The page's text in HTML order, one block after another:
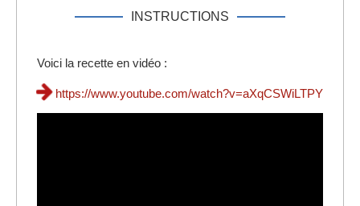
INSTRUCTIONS
Voici la recette en vidéo :
https://www.youtube.com/watch?v=aXqCSWiLTPY